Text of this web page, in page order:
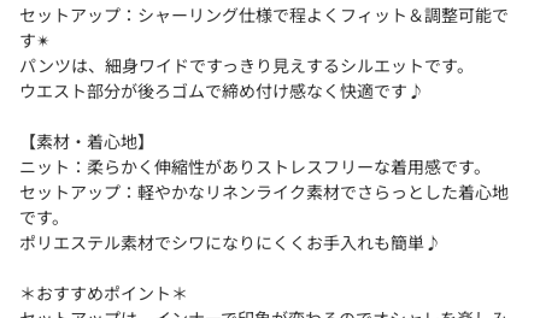
セットアップ：シャーリング仕様で程よくフィット＆調整可能で
す✴︎
パンツは、細身ワイドですっきり見えするシルエットです。
ウエスト部分が後ろゴムで締め付け感なく快適です♪
【素材・着心地】
ニット：柔らかく伸縮性がありストレスフリーな着用感です。
セットアップ：軽やかなリネンライク素材でさらっとした着心地
です。
ポリエステル素材でシワになりにくくお手入れも簡単♪
＊おすすめポイント＊